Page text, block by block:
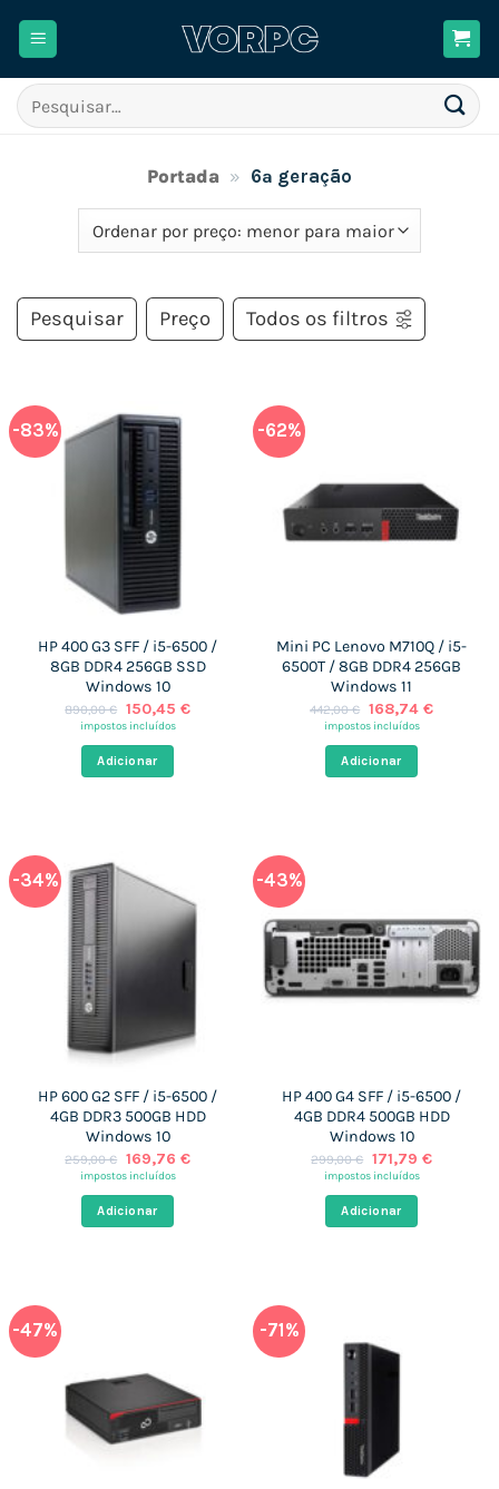
Pesquisar
por:
Portada » 6ª geração
Pesquisar Preço Todos os filtros
-83%
HP 400 G3 SFF / i5-6500 /
8GB DDR4 256GB SSD
Windows 10
890,00€ O
preço
era:
890,00 €.
150,45 €O
impostos incluídos
Adicionar
-62%
Mini PC Lenovo M710Q / i5-
6500T / 8GB DDR4 256GB
Windows 11
442,00€ O
preço
era:
442,00 €.
168,74 €O
impostos incluídos
Adicionar
-34%
HP 600 G2 SFF / i5-6500 /
4GB DDR3 500GB HDD
Windows 10
259,00€ O
preço
era:
259,00 €.
169,76 €O
impostos incluídos
Adicionar
-43%
HP 400 G4 SFF / i5-6500 /
4GB DDR4 500GB HDD
Windows 10
299,00€ O
preço
era:
299,00 €.
171,79 €O
impostos incluídos
Adicionar
-47% -71%